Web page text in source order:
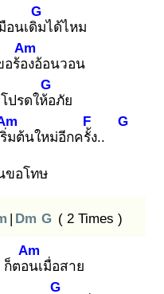
อนเดิม
G
ได้ไหม
อร้อง
Am
อ้อนวอน
โปรดให้อ
G
ภัย
มต้นใหม่อีกครั้ง
F
..
G
ขอโทษ
| Dm G ( 2 Times )
ก็ตอน
Am
เมื่อสาย
G